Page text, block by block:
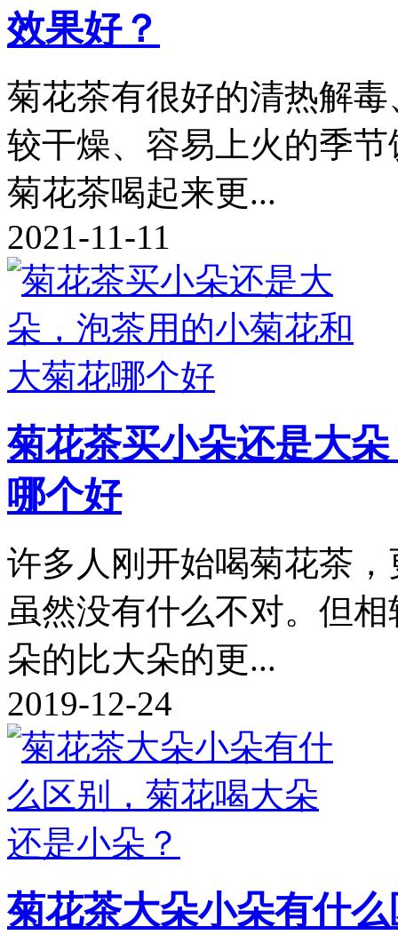
效果好？
菊花茶有很好的清热解
较干燥、容易上火的季
菊花茶喝起来更...
2021-11-11
菊花茶买小朵还是大
哪个好
许多人刚开始喝菊花茶
虽然没有什么不对。但
朵的比大朵的更...
2019-12-24
菊花茶大朵小朵有什